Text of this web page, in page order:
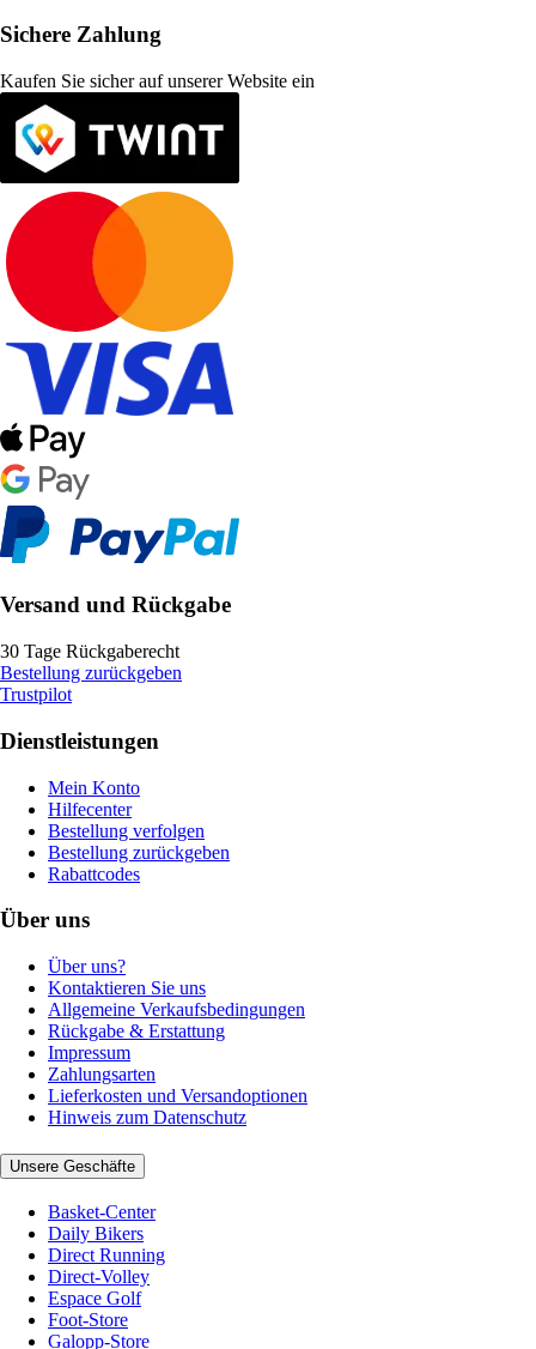
Sichere Zahlung
Kaufen Sie sicher auf unserer Website ein
Versand und Rückgabe
30 Tage Rückgaberecht
Bestellung zurückgeben
Trustpilot
Dienstleistungen
Mein Konto
Hilfecenter
Bestellung verfolgen
Bestellung zurückgeben
Rabattcodes
Über uns
Über uns?
Kontaktieren Sie uns
Allgemeine Verkaufsbedingungen
Rückgabe & Erstattung
Impressum
Zahlungsarten
Lieferkosten und Versandoptionen
Hinweis zum Datenschutz
Unsere Geschäfte
Basket-Center
Daily Bikers
Direct Running
Direct-Volley
Espace Golf
Foot-Store
Galopp-Store